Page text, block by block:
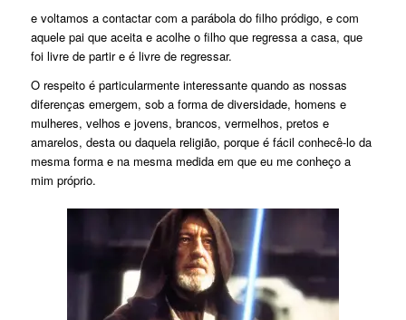
e voltamos a contactar com a parábola do filho pródigo, e com
aquele pai que aceita e acolhe o filho que regressa a casa, que
foi livre de partir e é livre de regressar.
O respeito é particularmente interessante quando as nossas
diferenças emergem, sob a forma de diversidade, homens e
mulheres, velhos e jovens, brancos, vermelhos, pretos e
amarelos, desta ou daquela religião, porque é fácil conhecê-lo da
mesma forma e na mesma medida em que eu me conheço a
mim próprio.